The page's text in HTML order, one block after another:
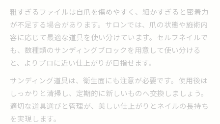
粗すぎるファイルは自爪を傷めやすく、細かすぎると密着力
が不足する場合があります。サロンでは、爪の状態や施術内
容に応じて最適な道具を使い分けています。セルフネイルで
も、数種類のサンディングブロックを用意して使い分ける
と、よりプロに近い仕上がりが目指せます。
サンディング道具は、衛生面にも注意が必要です。使用後は
しっかりと清掃し、定期的に新しいものへ交換しましょう。
適切な道具選びと管理が、美しい仕上がりとネイルの長持ち
を実現します。